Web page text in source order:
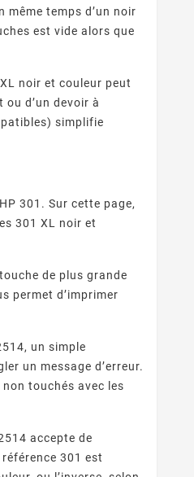
même temps d’un noir
est vide alors que
noir et couleur peut
d’un devoir à
simplifie
301. Sur cette page,
301 XL noir et
de plus grande
permet d’imprimer
un simple
un message d’erreur.
touchés avec les
accepte de
301 est